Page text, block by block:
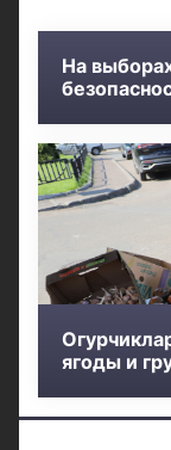
На
ягоды и